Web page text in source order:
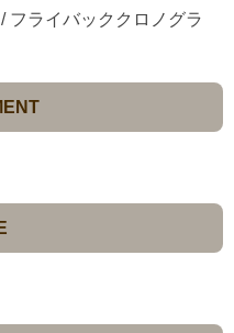
フライバッククロノグラ